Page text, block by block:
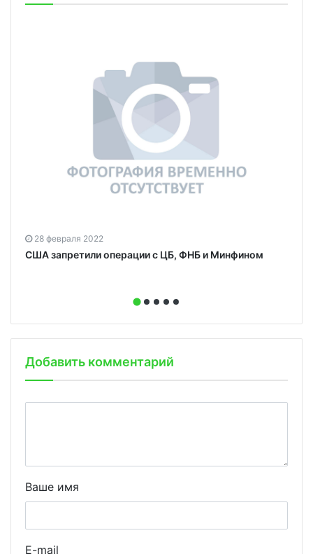
28 февраля 2022
США запретили операции с ЦБ, ФНБ и Минфином
Добавить комментарий
Ваше имя
E-mail